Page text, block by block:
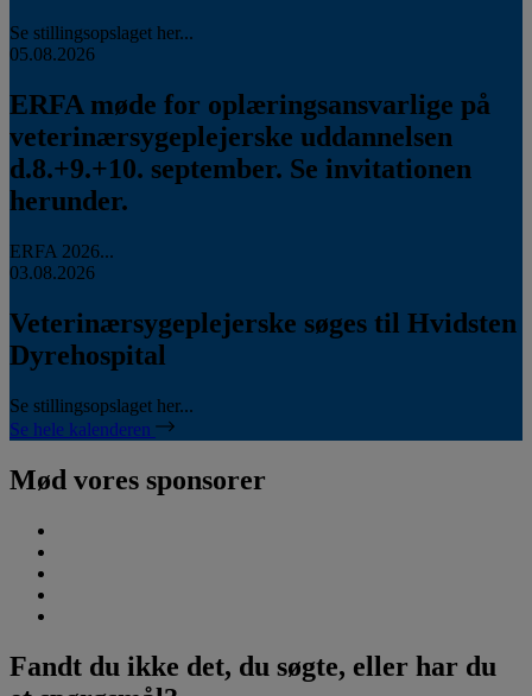
Se stillingsopslaget her...
05.08.2026
ERFA møde for oplæringsansvarlige på
veterinærsygeplejerske uddannelsen
d.8.+9.+10. september. Se invitationen
herunder.
ERFA 2026...
03.08.2026
Veterinærsygeplejerske søges til Hvidsten
Dyrehospital
Se stillingsopslaget her...
Se hele kalenderen
Mød vores sponsorer
Fandt du ikke det, du søgte, eller har du